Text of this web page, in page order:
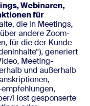
Webinaren,
für
die in Meetings,
andere Zoom-
für die der Kunde
generiert
Meeting-
und außerhalb
Host gesponserte